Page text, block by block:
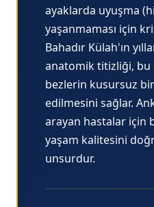
ayaklarda uyuşma
yaşanmaması için
Bahadır Külah'ın
anatomik titizliği, bu
bezlerin kusursuz
edilmesini sağlar.
arayan hastalar için
yaşam kalitesini
unsurdur.